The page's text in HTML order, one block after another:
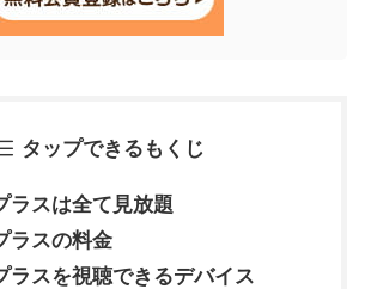
タップできるもくじ
ラスは全て見放題
ラスの料金
ラスを視聴できるデバイス